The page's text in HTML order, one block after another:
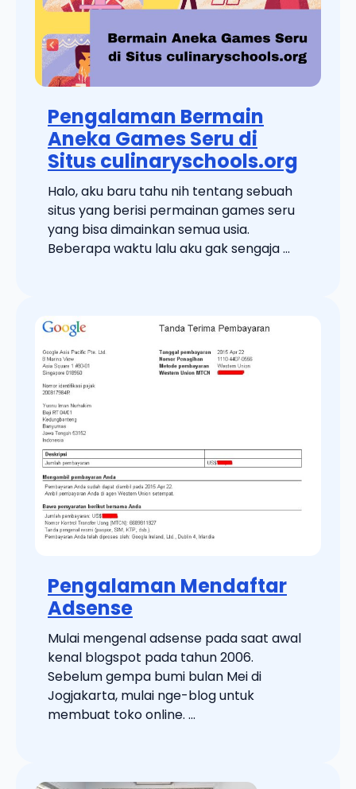
Pengalaman Bermain
Aneka Games Seru di
Situs culinaryschools.org
Halo, aku baru tahu nih tentang sebuah
situs yang berisi permainan games seru
yang bisa dimainkan semua usia.
Beberapa waktu lalu aku gak sengaja ...
Pengalaman Mendaftar
Adsense
Mulai mengenal adsense pada saat awal
kenal blogspot pada tahun 2006.
Sebelum gempa bumi bulan Mei di
Jogjakarta, mulai nge-blog untuk
membuat toko online. ...